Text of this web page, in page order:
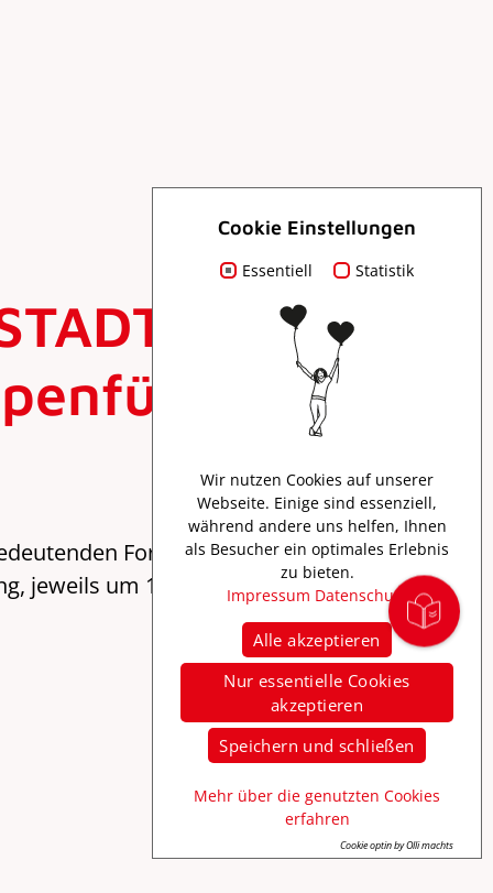
1525
Forderungskatalog von 1525.
jeweils um 19 Uhr geht es auf den 12
Cookie Einstellungen
Essentiell Statistik
Wir nutzen Cookies auf unserer
Webseite. Einige sind essenziell,
während andere uns helfen, Ihnen
als Besucher ein optimales Erlebnis
zu bieten.
Impressum Datenschutz
Alle akzeptieren
Nur essentielle Cookies
akzeptieren
Speichern und schließen
Mehr über die genutzten Cookies
erfahren
Cookie optin by Olli machts